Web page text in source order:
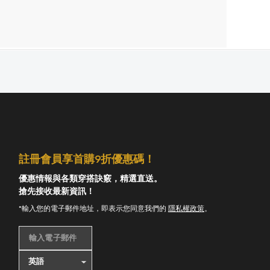
註冊會員享首購9折優惠碼！
優惠情報與各類穿搭訣竅，精選直送。
搶先接收最新資訊！
*輸入您的電子郵件地址，即表示您同意我們的 隱私權政策。
輸入電子郵件